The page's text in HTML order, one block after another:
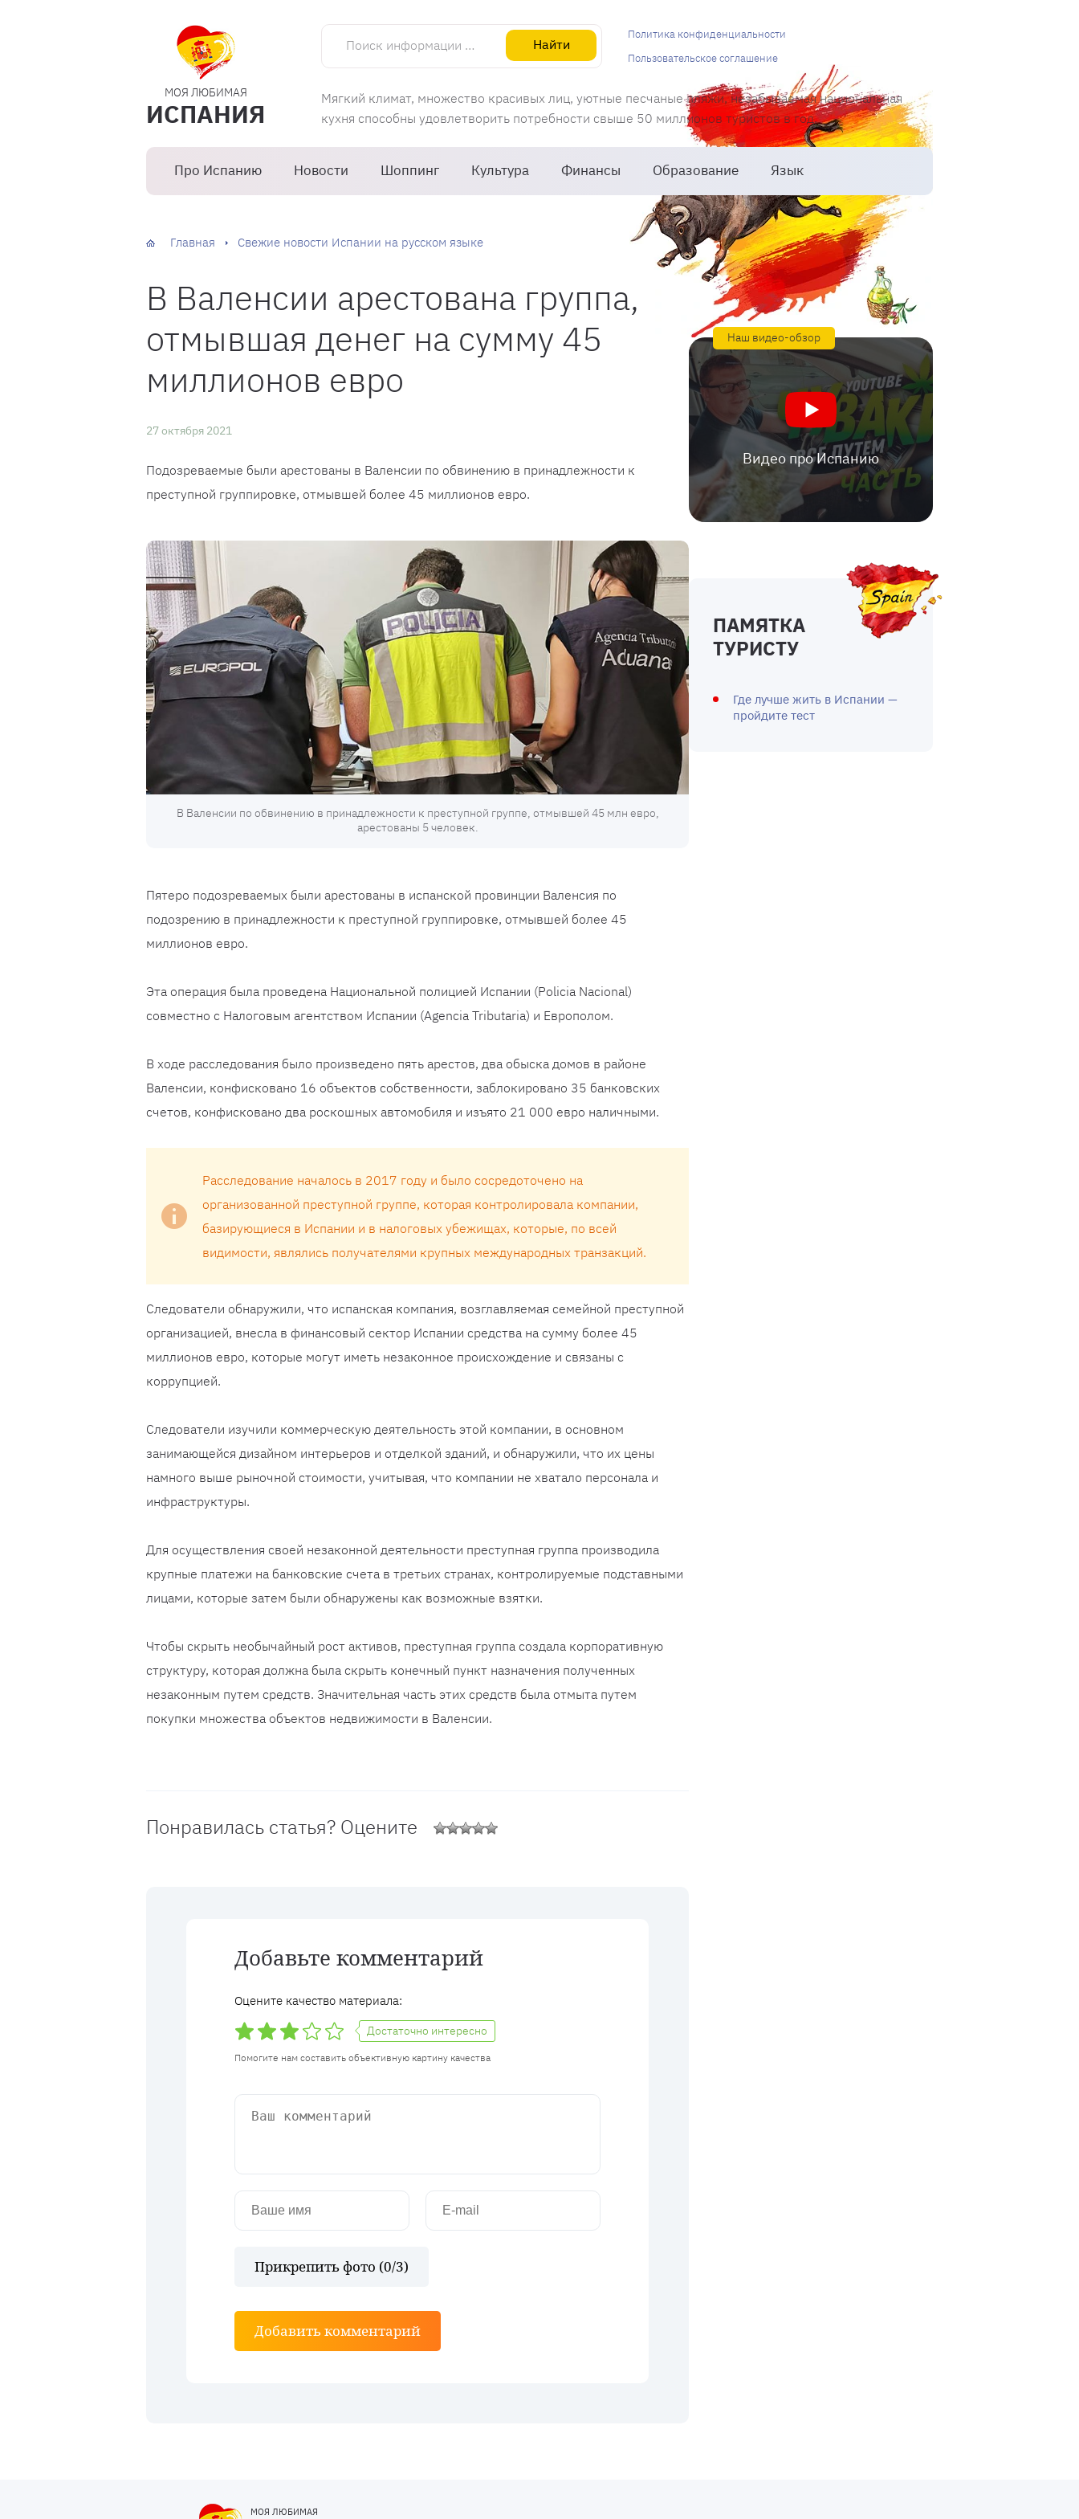
МОЯ ЛЮБИМАЯ
ИСПАНИЯ
Поиск информации об Испании
Найти
Мягкий климат, множество красивых лиц, уютные песчаные пляжи, незабываемая национальная
кухня способны удовлетворить потребности свыше 50 миллионов туристов в год.
Про Испанию Новости Шоппинг Культура Финансы Образование Язык
Политика конфиденциальности
Пользовательское соглашение
Главная Свежие новости Испании на русском языке
В Валенсии арестована группа,
отмывшая денег на сумму 45
миллионов евро
27 октября 2021
Подозреваемые были арестованы в Валенсии по обвинению в принадлежности к
преступной группировке, отмывшей более 45 миллионов евро.
В Валенсии по обвинению в принадлежности к преступной группе, отмывшей 45 млн евро,
арестованы 5 человек.
Пятеро подозреваемых были арестованы в испанской провинции Валенсия по
подозрению в принадлежности к преступной группировке, отмывшей более 45
миллионов евро.
Эта операция была проведена Национальной полицией Испании (Policia Nacional)
совместно с Налоговым агентством Испании (Agencia Tributaria) и Европолом.
В ходе расследования было произведено пять арестов, два обыска домов в районе
Валенсии, конфисковано 16 объектов собственности, заблокировано 35 банковских
счетов, конфисковано два роскошных автомобиля и изъято 21 000 евро наличными.
Расследование началось в 2017 году и было сосредоточено на
организованной преступной группе, которая контролировала компании,
базирующиеся в Испании и в налоговых убежищах, которые, по всей
видимости, являлись получателями крупных международных транзакций.
Следователи обнаружили, что испанская компания, возглавляемая семейной преступной
организацией, внесла в финансовый сектор Испании средства на сумму более 45
миллионов евро, которые могут иметь незаконное происхождение и связаны с
коррупцией.
Следователи изучили коммерческую деятельность этой компании, в основном
занимающейся дизайном интерьеров и отделкой зданий, и обнаружили, что их цены
намного выше рыночной стоимости, учитывая, что компании не хватало персонала и
инфраструктуры.
Для осуществления своей незаконной деятельности преступная группа производила
крупные платежи на банковские счета в третьих странах, контролируемые подставными
лицами, которые затем были обнаружены как возможные взятки.
Чтобы скрыть необычайный рост активов, преступная группа создала корпоративную
структуру, которая должна была скрыть конечный пункт назначения полученных
незаконным путем средств. Значительная часть этих средств была отмыта путем
покупки множества объектов недвижимости в Валенсии.
Понравилась статья? Оцените
Добавьте комментарий
Оцените качество материала:
Достаточно интересно
Помогите нам составить объективную картину качества
Прикрепить фото (0/3)
Добавить комментарий
Наш видео-обзор
Видео про Испанию
ПАМЯТКА
ТУРИСТУ
Где лучше жить в Испании —
пройдите тест
МОЯ ЛЮБИМАЯ